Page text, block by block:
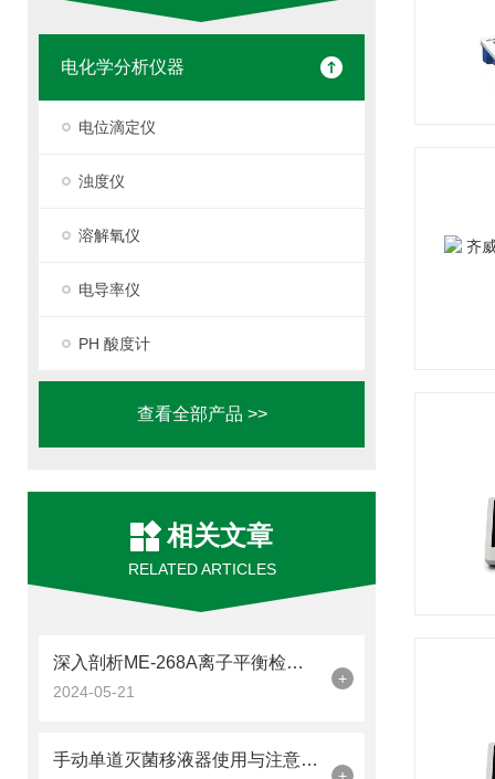
电化学分析仪器
电位滴定仪
浊度仪
溶解氧仪
电导率仪
PH 酸度计
查看全部产品 >>
相关文章
RELATED ARTICLES
深入剖析ME-268A离子平衡检测仪的关键性能特点
2024-05-21
+
手动单道灭菌移液器使用与注意事项